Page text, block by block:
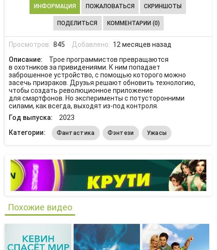
ИНФОРМАЦИЯ ПОЖАЛОВАТЬСЯ СКРИНШОТЫ
ПОДЕЛИТЬСЯ КОММЕНТАРИИ (0)
Просмотров: 845 Добавлено: 12 месяцев назад
Описание:
Трое программистов превращаются
в охотников за привидениями. К ним попадает
заброшенное устройство, с помощью которого можно
засечь призраков. Друзья решают обновить технологию,
чтобы создать революционное приложение
для смартфонов. Но эксперименты с потусторонними
силами, как всегда, выходят из-под контроля.
Год выпуска:
2023
Категории:
Фантастика Фэнтези Ужасы
Похожие видео